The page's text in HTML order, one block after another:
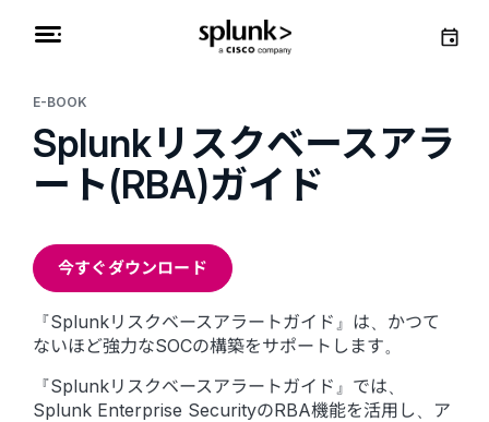
E-BOOK
Splunkリスクベースアラ
ート(RBA)ガイド
今すぐダウンロード
『Splunkリスクベースアラートガイド』は、かつて
ないほど強力なSOCの構築をサポートします。
『Splunkリスクベースアラートガイド』では、
Splunk Enterprise SecurityのRBA機能を活用し、ア